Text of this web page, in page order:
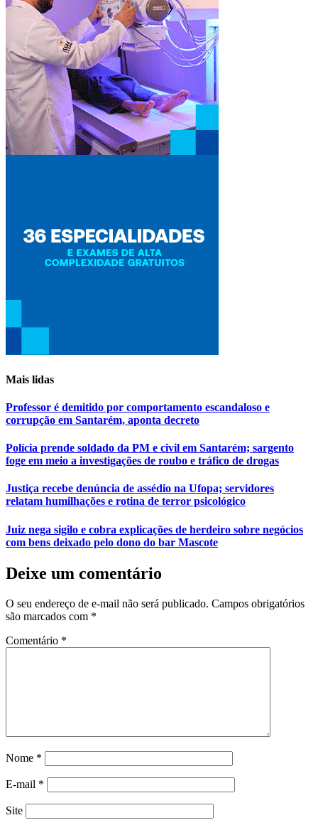
Mais lidas
Professor é demitido por comportamento escandaloso e
corrupção em Santarém, aponta decreto
Polícia prende soldado da PM e civil em Santarém; sargento
foge em meio a investigações de roubo e tráfico de drogas
Justiça recebe denúncia de assédio na Ufopa; servidores
relatam humilhações e rotina de terror psicológico
Juiz nega sigilo e cobra explicações de herdeiro sobre negócios
com bens deixado pelo dono do bar Mascote
Deixe um comentário
O seu endereço de e-mail não será publicado. Campos obrigatórios
são marcados com *
Comentário *
Nome *
E-mail *
Site